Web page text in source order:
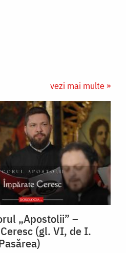
vezi mai multe »
„Apostolii” –
(gl. VI, de I.